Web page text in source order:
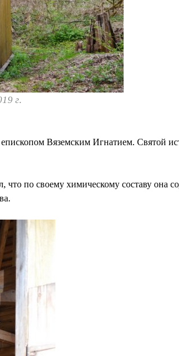
г.
Вяземским Игнатием. Святой
что по своему химическому составу она